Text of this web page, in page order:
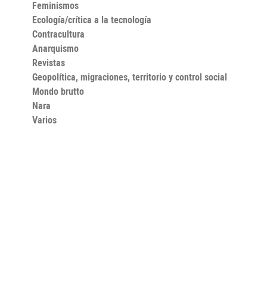
Feminismos
Ecología/crítica a la tecnología
Contracultura
Anarquismo
Revistas
Geopolítica, migraciones, territorio y control social
Mondo brutto
Nara
Varios